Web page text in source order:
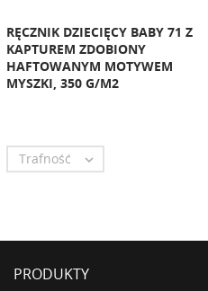
RĘCZNIK DZIECIĘCY BABY 71 Z
KAPTUREM ZDOBIONY
HAFTOWANYM MOTYWEM
MYSZKI, 350 G/M2
Trafność 
PRODUKTY